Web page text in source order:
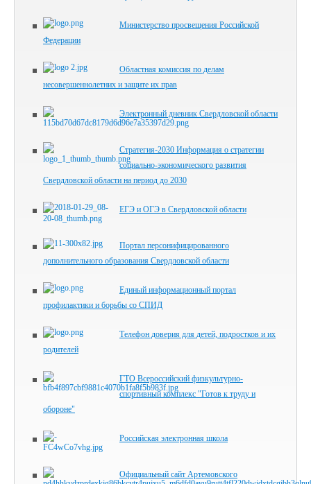
Министерство просвещения Российской
Федерации
Областная комиссия по делам
несовершеннолетних и защите их прав
Электронный дневник Свердловской области
Стратегия-2030 Информация о стратегии
социально-экономического развития
Свердловской области на период до 2030
ЕГЭ и ОГЭ в Свердловской области
Портал персонифицированного
дополнительного образования Свердловской области
Единый информационный портал
профилактики и борьбы со СПИД
Телефон доверия для детей, подростков и их
родителей
ГТО Всероссийский физкультурно-
спортивный комплекс "Готов к труду и
обороне"
Российская электронная школа
Официальный сайт Артемовского